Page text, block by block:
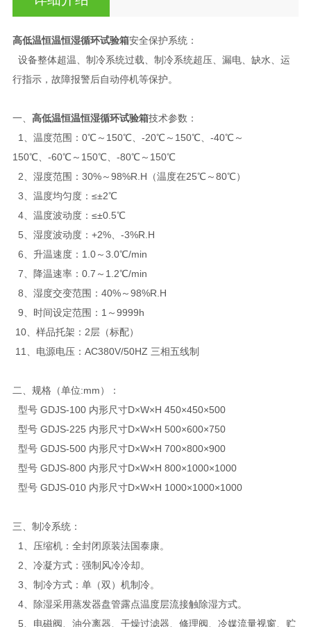
高低温恒温恒湿循环试验箱安全保护系统：
设备整体超温、制冷系统过载、制冷系统超压、漏电、缺水、运
行指示，故障报警后自动停机等保护。
一、 高低温恒温恒湿循环试验箱技术参数：
1、温度范围：0℃～150℃、-20℃～150℃、-40℃～
150℃、-60℃～150℃、-80℃～150℃
2、湿度范围：30%～98%R.H（温度在25℃～80℃）
3、温度均匀度：≤±2℃
4、温度波动度：≤±0.5℃
5、湿度波动度：+2%、-3%R.H
6、升温速度：1.0～3.0℃/min
7、降温速率：0.7～1.2℃/min
8、湿度交变范围：40%～98%R.H
9、时间设定范围：1～9999h
10、样品托架：2层（标配）
11、电源电压：AC380V/50HZ 三相五线制
二、规格（单位:mm）：
型号 GDJS-100 内形尺寸D×W×H 450×450×500
型号 GDJS-225 内形尺寸D×W×H 500×600×750
型号 GDJS-500 内形尺寸D×W×H 700×800×900
型号 GDJS-800 内形尺寸D×W×H 800×1000×1000
型号 GDJS-010 内形尺寸D×W×H 1000×1000×1000
三、制冷系统：
1、压缩机：全封闭原装法国泰康。
2、冷凝方式：强制风冷冷却。
3、制冷方式：单（双）机制冷。
4、除湿采用蒸发器盘管露点温度层流接触除湿方式。
5、电磁阀、油分离器、干燥过滤器、修理阀、冷媒流量视窗、贮